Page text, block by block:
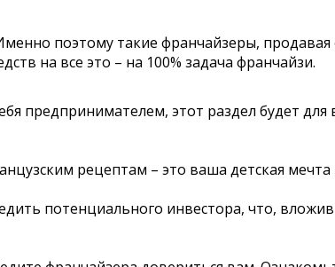
поэтому такие франчайзеры,
на все это – на 100% задача франчайзи.
предпринимателем, этот раздел будет
рецептам – это ваша детская
потенциального инвестора, что,